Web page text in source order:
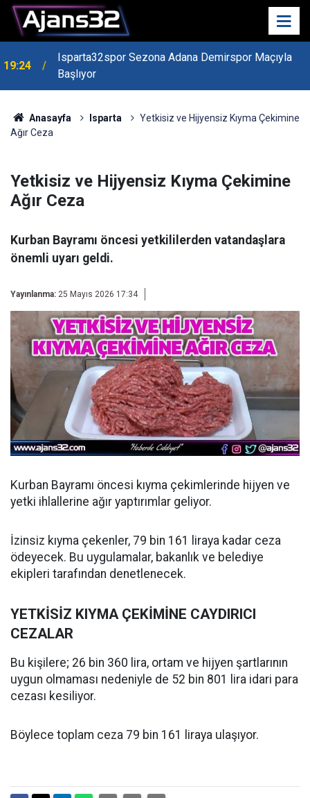
19:24
Isparta32spor Sezona Adana Demirspor Maçıyla
Başlıyor
19:22
Isparta Kredi Batağında
Anasayfa Isparta
Yetkisiz ve Hijyensiz Kıyma Çekimine
Ağır Ceza
Yetkisiz ve Hijyensiz Kıyma Çekimine
Ağır Ceza
Kurban Bayramı öncesi yetkililerden vatandaşlara
önemli uyarı geldi.
Yayınlanma: 25 Mayıs 2026 17:34
Kurban Bayramı öncesi kıyma çekimlerinde hijyen ve
yetki ihlallerine ağır yaptırımlar geliyor.
İzinsiz kıyma çekenler, 79 bin 161 liraya kadar ceza
ödeyecek. Bu uygulamalar, bakanlık ve belediye
ekipleri tarafından denetlenecek.
YETKİSİZ KIYMA ÇEKİMİNE CAYDIRICI
CEZALAR
Bu kişilere; 26 bin 360 lira, ortam ve hijyen şartlarının
uygun olmaması nedeniyle de 52 bin 801 lira idari para
cezası kesiliyor.
Böylece toplam ceza 79 bin 161 liraya ulaşıyor.